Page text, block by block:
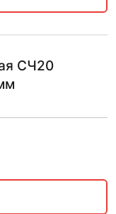
СЧ20